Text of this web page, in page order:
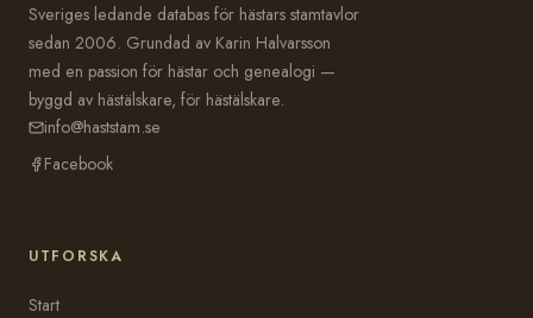
Sveriges ledande databas för hästars stamtavlor
sedan 2006. Grundad av Karin Halvarsson
med en passion för hästar och genealogi —
byggd av hästälskare, för hästälskare.
info@haststam.se
Facebook
UTFORSKA
Start